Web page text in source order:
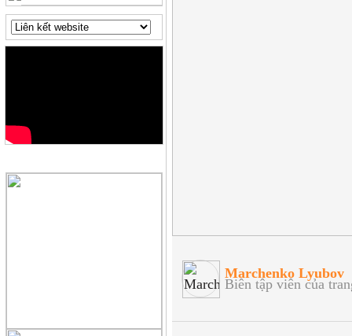
Marchenko Lyubov
Biên tập viên của